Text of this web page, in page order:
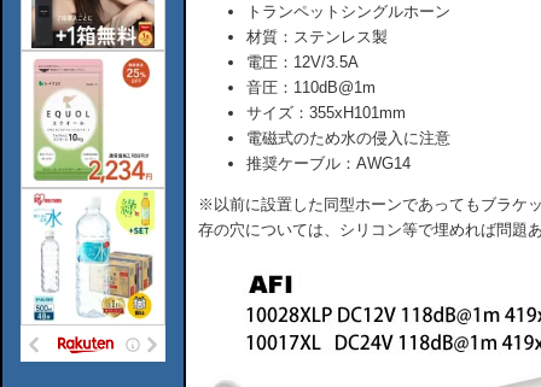
トランペットシングルホーン
材質：ステンレス製
電圧：12V/3.5A
音圧：110dB@1m
サイズ：355xH101mm
電磁式のため水の侵入に注意
推奨ケーブル：AWG14
※以前に設置した同型ホーンであってもブラケ
存の穴については、シリコン等で埋めれば問題